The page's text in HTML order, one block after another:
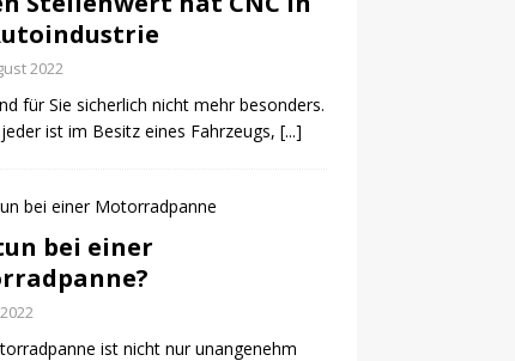
2022
für Sie sicherlich nicht mehr besonders.
ist im Besitz eines Fahrzeugs, [...]
bei einer
ist nicht nur unangenehm